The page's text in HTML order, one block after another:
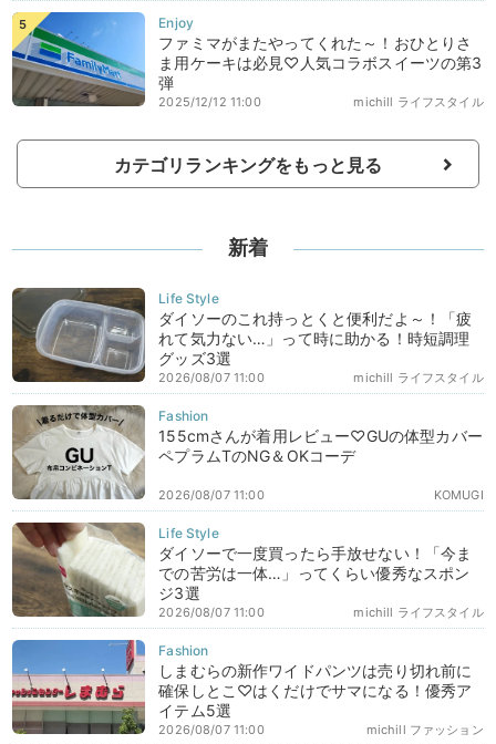
ファミマがまたやってくれた～！おひとりさ
ま用ケーキは必見♡人気コラボスイーツの第3
弾
michill ライフスタイル
2025/12/12 11:00
カテゴリランキングをもっと見る
新着
ダイソーのこれ持っとくと便利だよ～！「疲
れて気力ない…」って時に助かる！時短調理
グッズ3選
michill ライフスタイル
2026/08/07 11:00
155cmさんが着用レビュー♡GUの体型カバー
ペプラムTのNG＆OKコーデ
KOMUGI
2026/08/07 11:00
ダイソーで一度買ったら手放せない！「今ま
での苦労は一体…」ってくらい優秀なスポン
ジ3選
michill ライフスタイル
2026/08/07 11:00
しまむらの新作ワイドパンツは売り切れ前に
確保しとこ♡はくだけでサマになる！優秀ア
イテム5選
michill ファッション
2026/08/07 11:00